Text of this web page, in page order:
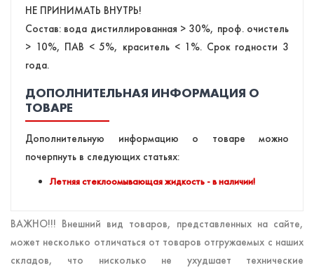
НЕ ПРИНИМАТЬ ВНУТРЬ!
Состав: вода дистиллированная > 30%, проф. очистель
> 10%, ПАВ < 5%, краситель < 1%. Срок годности 3
года.
ДОПОЛНИТЕЛЬНАЯ ИНФОРМАЦИЯ О
ТОВАРЕ
Дополнительную информацию о товаре можно
почерпнуть в следующих статьях:
Летняя стеклоомывающая жидкость - в наличии!
ВАЖНО!!! Внешний вид товаров, представленных на сайте,
может несколько отличаться от товаров отгружаемых с наших
складов, что нисколько не ухудшает технические